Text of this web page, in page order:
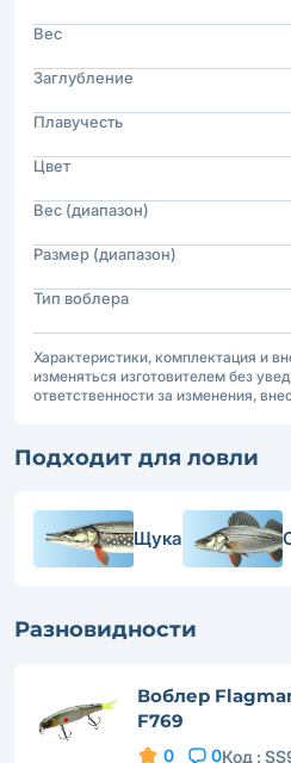
Вес
Заглубление
Плавучесть
Цвет
Вес (диапазон)
Размер (диапазон)
Тип воблера
Характеристики, комплектация и
изменяться изготовителем без
ответственности за изменения,
Подходит для ловли
Щука
Разновидности
Воблер
F769
0 0Код :